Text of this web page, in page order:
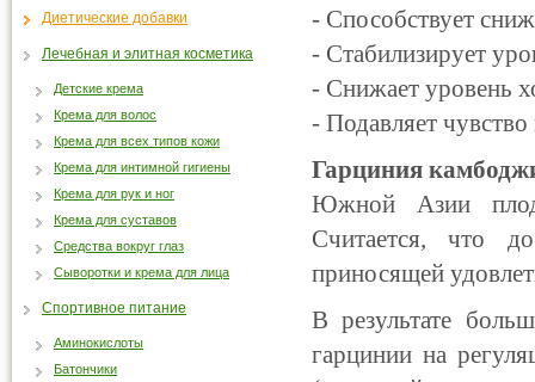
- Способствует
- Стабилизирует
- Снижает уровень
- Подавляет чувство
Гарциния
Южной Азии
Считается, что
приносящей
В результате
гарцинии на
Диетические добавки
Лечебная и элитная косметика
Детские крема
Крема для волос
Крема для всех типов кожи
Крема для интимной гигиены
Крема для рук и ног
Крема для суставов
Средства вокруг глаз
Сыворотки и крема для лица
Спортивное питание
Аминокислоты
Батончики